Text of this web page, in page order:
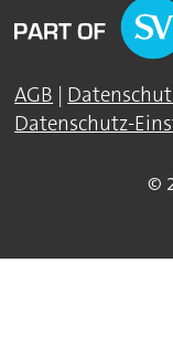
AGB |
Datenschutz-
©